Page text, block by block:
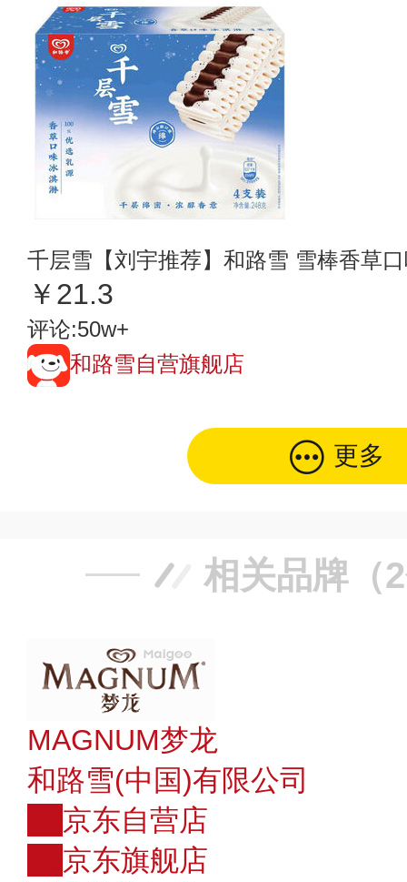
千层雪【刘宇推荐】和路雪 雪棒香草
￥21.3
评论:50w+
和路雪自营旗舰店
更多
相关品牌（
MAGNUM梦龙
和路雪(中国)有限公司
京东自营店
京东旗舰店